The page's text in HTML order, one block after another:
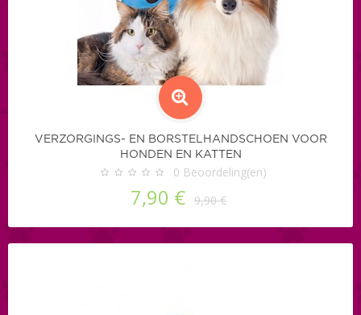
VERZORGINGS- EN BORSTELHANDSCHOEN VOOR
HONDEN EN KATTEN
0 Beoordeling(en)
7,90 € 9,90 €